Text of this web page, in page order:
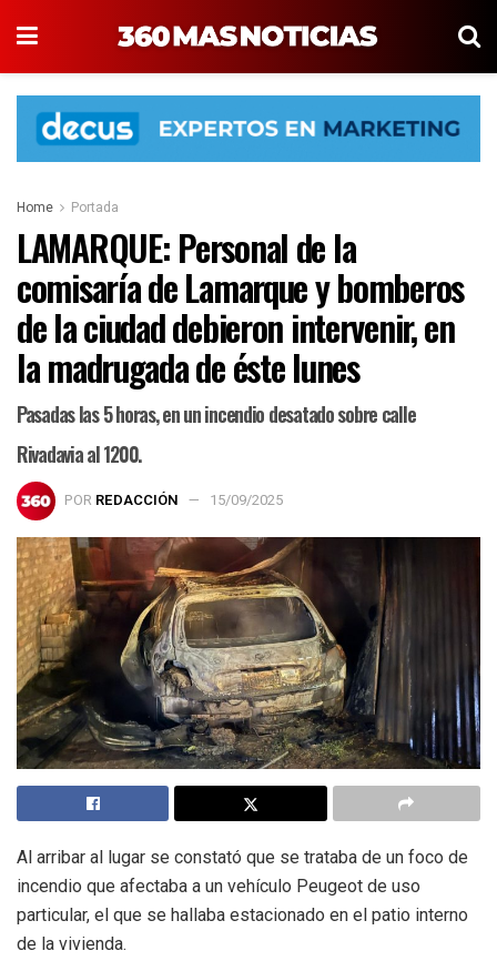
Home Portada
LAMARQUE: Personal de la
comisaría de Lamarque y bomberos
de la ciudad debieron intervenir, en
la madrugada de éste lunes
Pasadas las 5 horas, en un incendio desatado sobre calle
Rivadavia al 1200.
POR REDACCIÓN 15/09/2025
Al arribar al lugar se constató que se trataba de un foco de
incendio que afectaba a un vehículo Peugeot de uso
particular, el que se hallaba estacionado en el patio interno
de la vivienda.